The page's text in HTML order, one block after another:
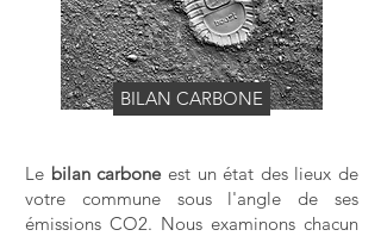
BILAN CARBONE
Le bilan carboneest un état des lieux de
votre commune sous l'angle de ses
émissions CO2. Nous examinons chacun